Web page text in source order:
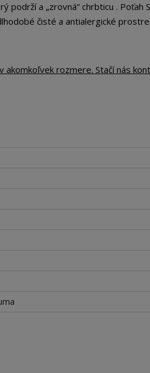
a „zrovná“ chrbticu . Poťah
čisté a antialergické
rozmere. Stačí nás